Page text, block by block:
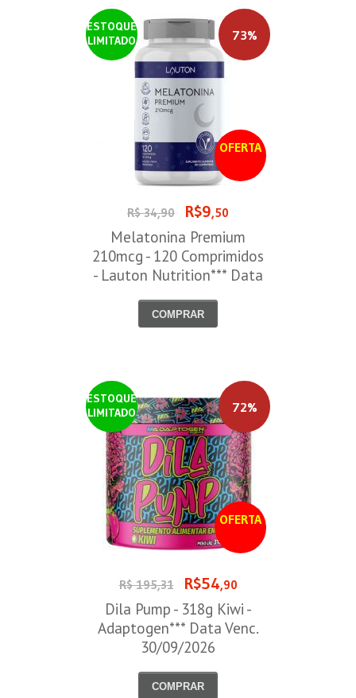
ESTOQUE
LIMITADO
OFERTA
73%
R$ 34,90 R$9,50
Melatonina Premium
210mcg - 120 Comprimidos
- Lauton Nutrition*** Data
COMPRAR
ESTOQUE
LIMITADO
OFERTA
72%
R$ 195,31 R$54,90
Dila Pump - 318g Kiwi -
Adaptogen*** Data Venc.
30/09/2026
COMPRAR